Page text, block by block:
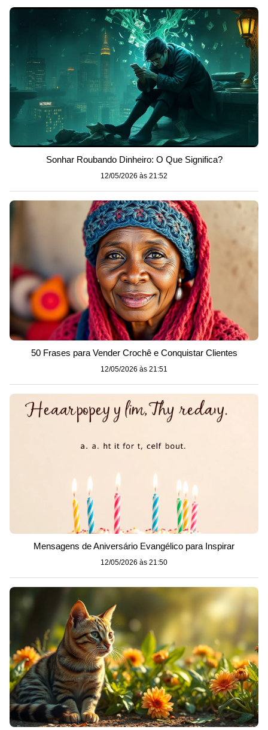
Sonhar Roubando Dinheiro: O Que Significa?
12/05/2026 às 21:52
50 Frases para Vender Crochê e Conquistar Clientes
12/05/2026 às 21:51
Mensagens de Aniversário Evangélico para Inspirar
12/05/2026 às 21:50